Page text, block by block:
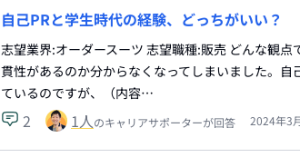
自己PRと学生時代の経験、どっちがいい？
志望業界:オーダースーツ 志望職種:販売 どんな観
貫性があるのか分からなくなってしまいました。
ているのですが、（内容…
2 1人のキャリアサポーターが回答 2024年3